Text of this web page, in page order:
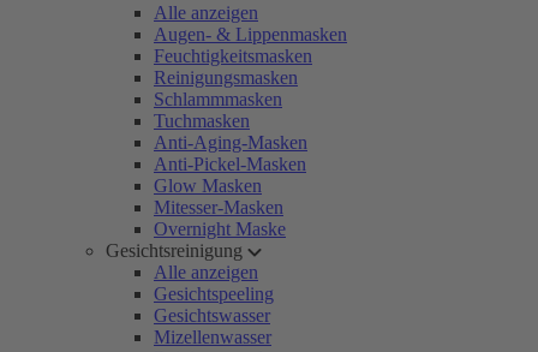
Alle anzeigen
Augen- & Lippenmasken
Feuchtigkeitsmasken
Reinigungsmasken
Schlammmasken
Tuchmasken
Anti-Aging-Masken
Anti-Pickel-Masken
Glow Masken
Mitesser-Masken
Overnight Maske
Gesichtsreinigung
Alle anzeigen
Gesichtspeeling
Gesichtswasser
Mizellenwasser